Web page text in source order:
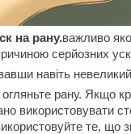
на рану.важливо
серйозних
навіть
огляньте рану. Якщо
використовувати
те, що